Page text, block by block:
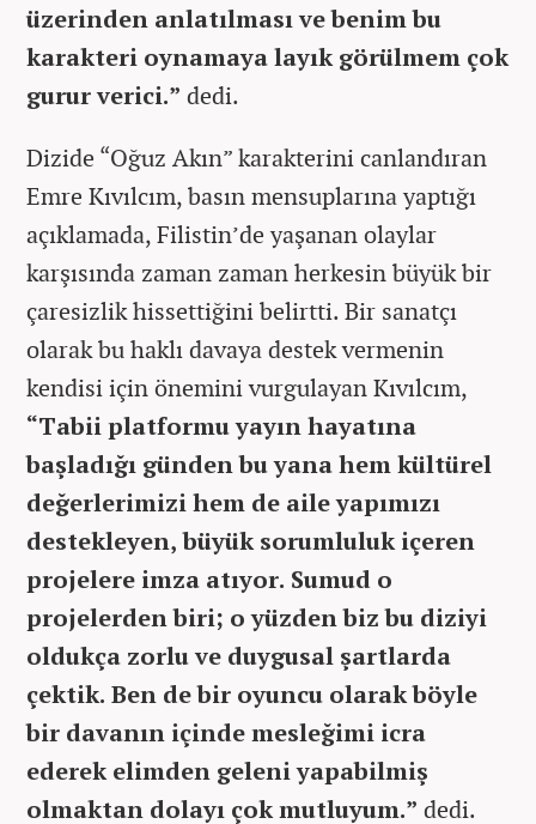
üzerinden anlatılması ve benim bu
karakteri oynamaya layık görülmem çok
gurur verici.” dedi.
Dizide “Oğuz Akın” karakterini canlandıran
Emre Kıvılcım, basın mensuplarına yaptığı
açıklamada, Filistin’de yaşanan olaylar
karşısında zaman zaman herkesin büyük bir
çaresizlik hissettiğini belirtti. Bir sanatçı
olarak bu haklı davaya destek vermenin
kendisi için önemini vurgulayan Kıvılcım,
“Tabii platformu yayın hayatına
başladığı günden bu yana hem kültürel
değerlerimizi hem de aile yapımızı
destekleyen, büyük sorumluluk içeren
projelere imza atıyor. Sumud o
projelerden biri; o yüzden biz bu diziyi
oldukça zorlu ve duygusal şartlarda
çektik. Ben de bir oyuncu olarak böyle
bir davanın içinde mesleğimi icra
ederek elimden geleni yapabilmiş
olmaktan dolayı çok mutluyum.” dedi.